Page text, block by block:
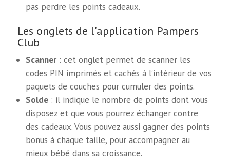
pas perdre les points cadeaux.
Les onglets de l'application Pampers
Club
Scanner : cet onglet permet de scanner les
codes PIN imprimés et cachés à l’intérieur de vos
paquets de couches pour cumuler des points.
Solde : il indique le nombre de points dont vous
disposez et que vous pourrez échanger contre
des cadeaux. Vous pouvez aussi gagner des points
bonus à chaque taille, pour accompagner au
mieux bébé dans sa croissance.